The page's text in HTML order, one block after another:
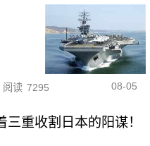
阅读 7295 08-05
重收割日本的阳谋！